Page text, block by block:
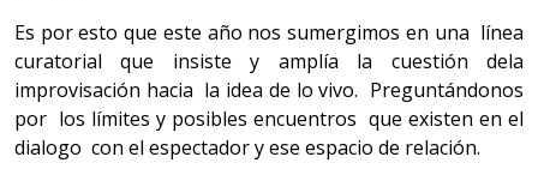
Es por esto que este año nos sumergimos en una línea
curatorial que insiste y amplía la cuestión dela
improvisación hacia la idea de lo vivo. Preguntándonos
por los límites y posibles encuentros que existen en el
dialogo con el espectador y ese espacio de relación.